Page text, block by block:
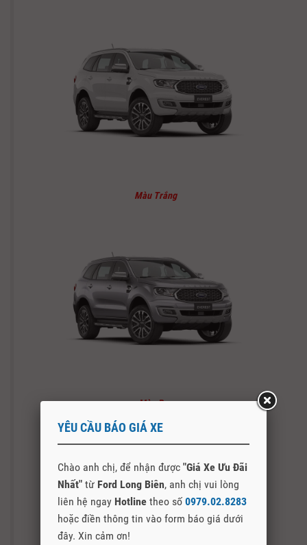
Màu Trắng
Màu Bạc
YÊU CẦU BÁO GIÁ XE
Chào anh chị, để nhận được "Giá Xe Ưu Đãi
Nhất" từ Ford Long Biên, anh chị vui lòng
liên hệ ngay Hotline theo số 0979.02.8283
hoặc điền thông tin vào form báo giá dưới
đây. Xin cảm ơn!